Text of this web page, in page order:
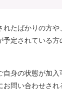
れたばかりの方や
予定されている
自身の状態が加入
お問い合わせさ